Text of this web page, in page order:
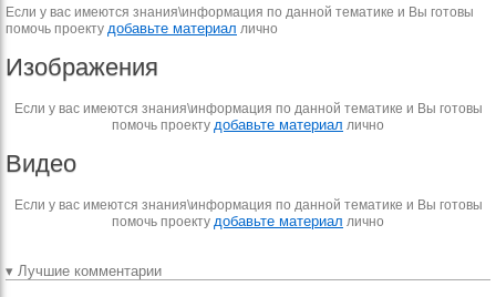
Если у вас имеются знания\информация по данной тематике и Вы готовы
помочь проекту добавьте материал лично
Изображения
Если у вас имеются знания\информация по данной тематике и Вы готовы
помочь проекту добавьте материал лично
Видео
Если у вас имеются знания\информация по данной тематике и Вы готовы
помочь проекту добавьте материал лично
▾ Лучшие комментарии